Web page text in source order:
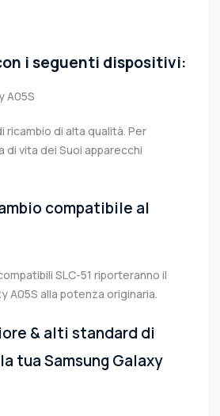
i seguenti dispositivi:
A05S
ricambio di alta qualità. Per
di vita dei Suoi apparecchi
compatibile al
SLC-51 riporteranno il
A05S alla potenza originaria.
& alti standard di
tua Samsung Galaxy